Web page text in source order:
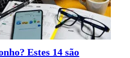
Estes 14 são